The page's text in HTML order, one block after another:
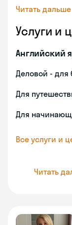
Читать дальше
Услуги и
Английский
Деловой - для
Для
Для
Все услуги и
Читать